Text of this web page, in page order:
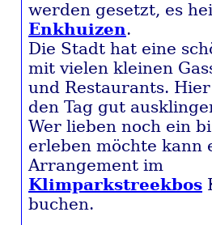
werden gesetzt, es
Enkhuizen.
Die Stadt hat eine
mit vielen kleinen
und Restaurants.
den Tag gut
Wer lieben noch ein
erleben möchte kann
Arrangement im
Klimparkstreekbos
buchen.